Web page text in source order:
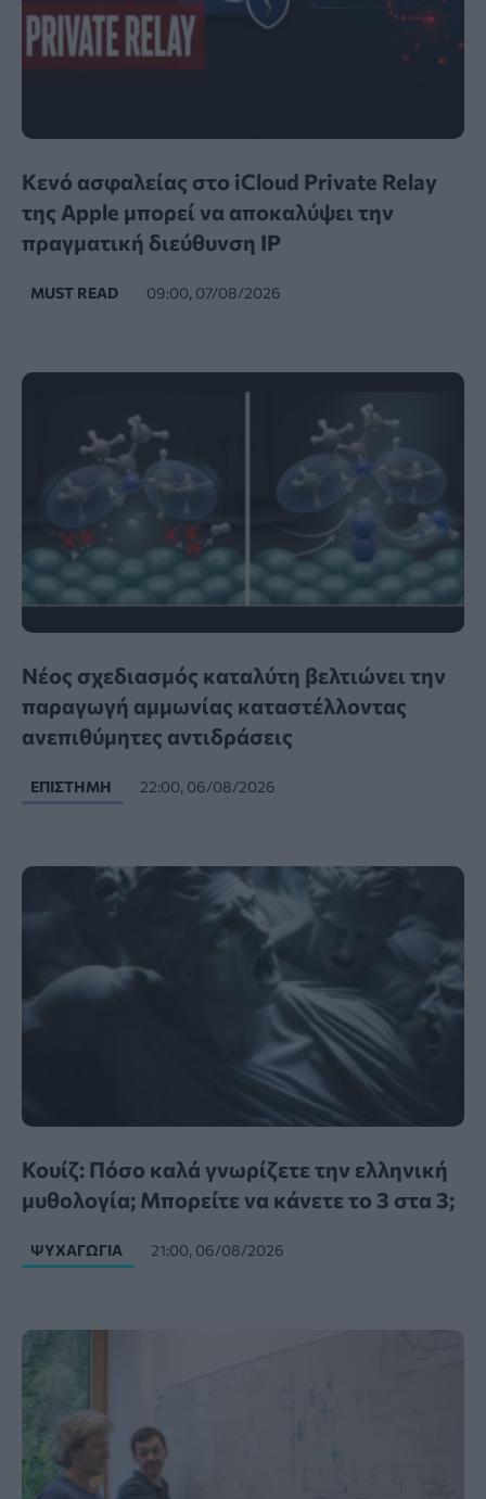
Κενό ασφαλείας στο iCloud Private Relay
της Apple μπορεί να αποκαλύψει την
πραγματική διεύθυνση IP
MUST READ 09:00, 07/08/2026
Νέος σχεδιασμός καταλύτη βελτιώνει την
παραγωγή αμμωνίας καταστέλλοντας
ανεπιθύμητες αντιδράσεις
ΕΠΙΣΤΉΜΗ 22:00, 06/08/2026
Κουίζ: Πόσο καλά γνωρίζετε την ελληνική
μυθολογία; Μπορείτε να κάνετε το 3 στα 3;
ΨΥΧΑΓΩΓΊΑ 21:00, 06/08/2026